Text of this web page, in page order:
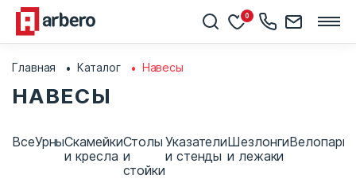
0
Главная Каталог Навесы
НАВЕСЫ
ВсеУрныСкамейки
и кресла
Столы
и
стойки
Указатели
и стенды
Шезлонги
и лежаки